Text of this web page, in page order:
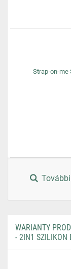
Strap-on-me
WARIANTY
- 2IN1 SZILIKON